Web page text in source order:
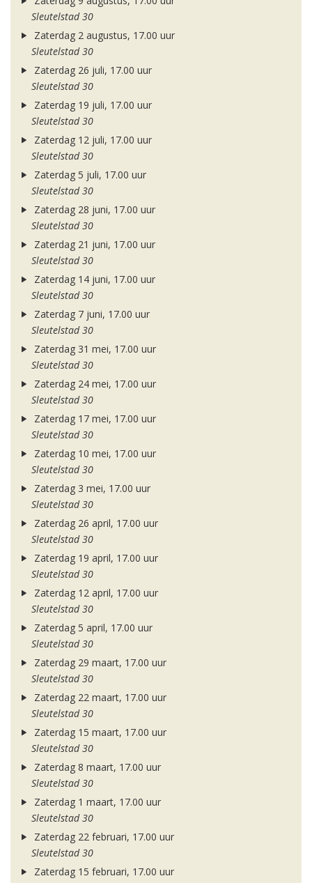
Sleutelstad 30
Zaterdag 2 augustus, 17.00 uur
Sleutelstad 30
Zaterdag 26 juli, 17.00 uur
Sleutelstad 30
Zaterdag 19 juli, 17.00 uur
Sleutelstad 30
Zaterdag 12 juli, 17.00 uur
Sleutelstad 30
Zaterdag 5 juli, 17.00 uur
Sleutelstad 30
Zaterdag 28 juni, 17.00 uur
Sleutelstad 30
Zaterdag 21 juni, 17.00 uur
Sleutelstad 30
Zaterdag 14 juni, 17.00 uur
Sleutelstad 30
Zaterdag 7 juni, 17.00 uur
Sleutelstad 30
Zaterdag 31 mei, 17.00 uur
Sleutelstad 30
Zaterdag 24 mei, 17.00 uur
Sleutelstad 30
Zaterdag 17 mei, 17.00 uur
Sleutelstad 30
Zaterdag 10 mei, 17.00 uur
Sleutelstad 30
Zaterdag 3 mei, 17.00 uur
Sleutelstad 30
Zaterdag 26 april, 17.00 uur
Sleutelstad 30
Zaterdag 19 april, 17.00 uur
Sleutelstad 30
Zaterdag 12 april, 17.00 uur
Sleutelstad 30
Zaterdag 5 april, 17.00 uur
Sleutelstad 30
Zaterdag 29 maart, 17.00 uur
Sleutelstad 30
Zaterdag 22 maart, 17.00 uur
Sleutelstad 30
Zaterdag 15 maart, 17.00 uur
Sleutelstad 30
Zaterdag 8 maart, 17.00 uur
Sleutelstad 30
Zaterdag 1 maart, 17.00 uur
Sleutelstad 30
Zaterdag 22 februari, 17.00 uur
Sleutelstad 30
Zaterdag 15 februari, 17.00 uur